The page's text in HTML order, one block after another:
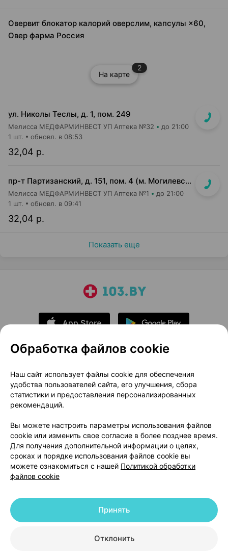
Овервит блокатор калорий оверслим, капсулы ×60,
Овер фарма Россия
На карте
2
ул. Николы Теслы, д. 1, пом. 249
Мелисса МЕДФАРМИНВЕСТ УП Аптека №32 до 21:00
32,04 р.
1 шт. обновл. в 08:53
пр-т Партизанский, д. 151, пом. 4 (м. Могилевская, выход на ул. Ангарская)
Мелисса МЕДФАРМИНВЕСТ УП Аптека №1 до 21:00
32,04 р.
1 шт. обновл. в 09:41
Показать еще
О проекте
Новости проекта
Размещение рекламы
Медицинский маркетинг
Публичный договор
Доставка
Способы оплаты
Вакансии
Партнеры
Написать руководителю 103.by
Написать в поддержку
Персональные настройки Cookie
© 2026 ООО «Артокс Лаб», УНП 191700409 | 220012, Республика Беларусь,
+375 291212755
Обработка файлов cookie
Наш сайт использует файлы cookie для обеспечения
удобства пользователей сайта, его улучшения, сбора
статистики и предоставления персонализированных
рекомендаций.
Вы можете настроить параметры использования файлов
cookie или изменить свое согласие в более позднее время.
Для получения дополнительной информации о целях,
сроках и порядке использования файлов cookie вы
можете ознакомиться с нашей Политикой обработки
файлов cookie
Отклонить
Принять